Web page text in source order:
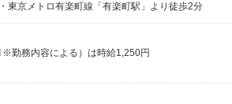
京メトロ有楽町線「有楽町駅」より徒歩2分
務内容による）は時給1,250円